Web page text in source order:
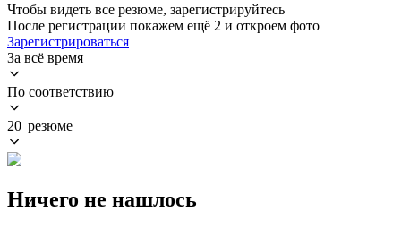
Чтобы видеть все резюме, зарегистрируйтесь
После регистрации покажем ещё 2 и откроем фото
Зарегистрироваться
За всё время
По соответствию
20 резюме
Ничего не нашлось